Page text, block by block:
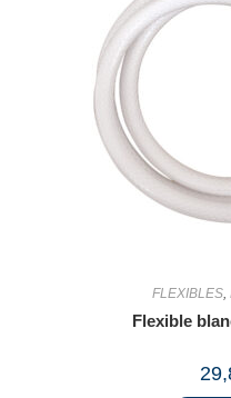
FLEXIBLES
Flexible